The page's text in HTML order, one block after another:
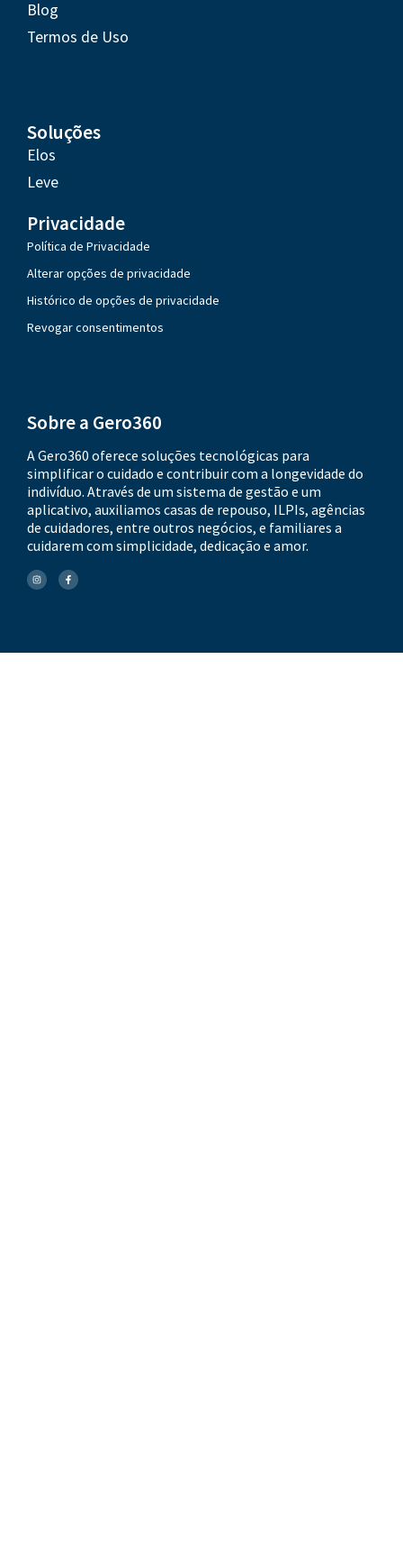
Blog
Termos de Uso
Soluções
Elos
Leve
Privacidade
Política de Privacidade
Alterar opções de privacidade
Histórico de opções de privacidade
Revogar consentimentos
Sobre a Gero360
A Gero360 oferece soluções tecnológicas para
simplificar o cuidado e contribuir com a longevidade do
indivíduo. Através de um sistema de gestão e um
aplicativo, auxiliamos casas de repouso, ILPIs, agências
de cuidadores, entre outros negócios, e familiares a
cuidarem com simplicidade, dedicação e amor.